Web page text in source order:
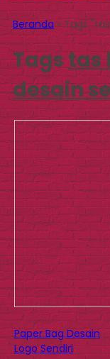
Beranda»Tags
Tagstas
desain
Paper Bag Desain
Logo Sendiri